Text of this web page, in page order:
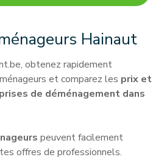
Hainaut
obtenez rapidement
et comparez les prix et
de déménagement dans
peuvent facilement
offres de professionnels.